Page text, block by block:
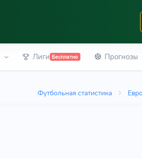
Лиги Бесплатно Прогнозы
Футбольная статистика